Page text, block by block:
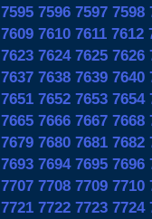
7595 7596 7597 7598
7609 7610 7611 7612
7623 7624 7625 7626
7637 7638 7639 7640
7651 7652 7653 7654
7665 7666 7667 7668
7679 7680 7681 7682
7693 7694 7695 7696
7707 7708 7709 7710
7721 7722 7723 7724